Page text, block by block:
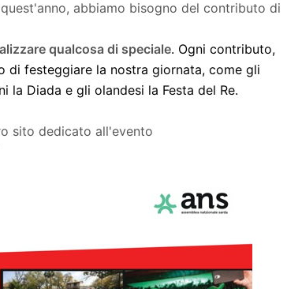
abbiamo bisogno del contributo di
qualcosa di speciale. Ogni contributo,
festeggiare la nostra giornata, come gli
la Diada e gli olandesi la Festa del Re.
sito dedicato all'evento